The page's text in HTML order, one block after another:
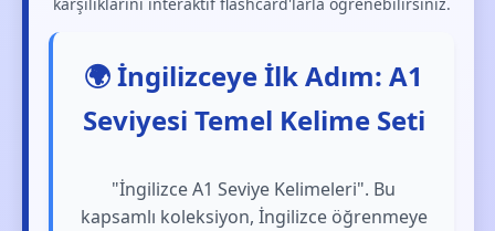
🌍 İngilizceye İlk Adım: A1
Seviyesi Temel Kelime Seti
"İngilizce A1 Seviye Kelimeleri". Bu
kapsamlı koleksiyon, İngilizce öğrenmeye